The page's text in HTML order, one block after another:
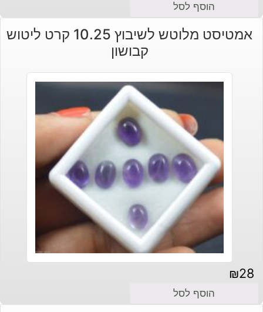
הוסף לסל
אמטיסט מלוטש לשיבוץ 10.25 קרט ליטוש
קבושון
₪28
הוסף לסל